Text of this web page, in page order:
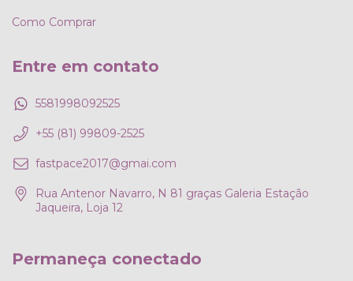
Como Comprar
Entre em contato
5581998092525
+55 (81) 99809-2525
fastpace2017@gmai.com
Rua Antenor Navarro, N 81 graças Galeria Estação
Jaqueira, Loja 12
Permaneça conectado